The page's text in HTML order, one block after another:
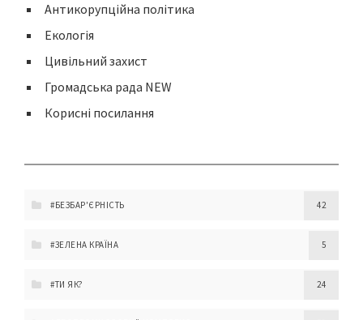
Антикорупційна політика
Екологія
Цивільний захист
Громадська рада NEW
Корисні посилання
#БЕЗБАР'ЄРНІСТЬ 42
#ЗЕЛЕНА КРАЇНА 5
#ТИ ЯК? 24